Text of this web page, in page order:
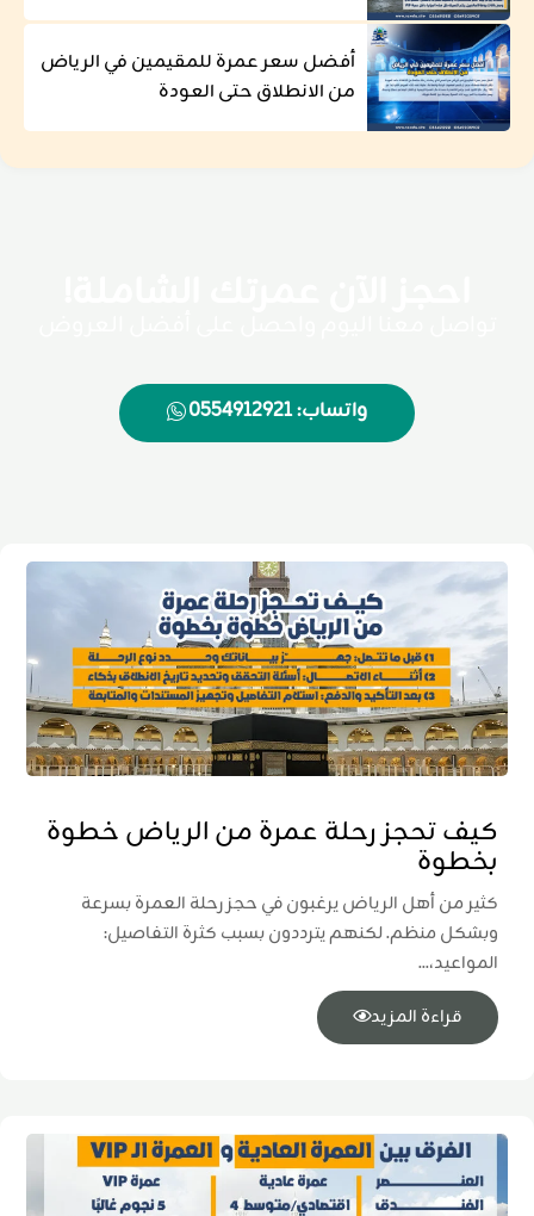
أفضل سعر عمرة للمقيمين في الرياض
من الانطلاق حتى العودة
واتساب: 0554912921
كيف تحجز رحلة عمرة من الرياض خطوة
بخطوة
كثير من أهل الرياض يرغبون في حجز رحلة العمرة بسرعة
وبشكل منظم. لكنهم يترددون بسبب كثرة التفاصيل:
المواعيد،...
قراءة المزيد